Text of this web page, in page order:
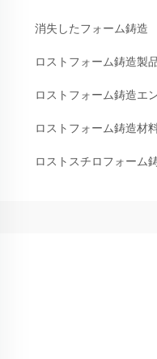
消失したフォーム鋳造
ロストフォーム鋳造製
ロストフォーム鋳造エ
ロストフォーム鋳造材
ロストスチロフォーム